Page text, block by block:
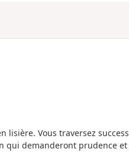
lisière. Vous traversez
qui demanderont prudence et